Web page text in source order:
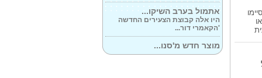
אתמול בערב השיקו...
היו אלה קבוצת הצעירים החדשה
'הקאמרי דור...
מוצר חדש מ'סנו...
היו זמנים רחוקים שמגבונים לחים
שסיימו